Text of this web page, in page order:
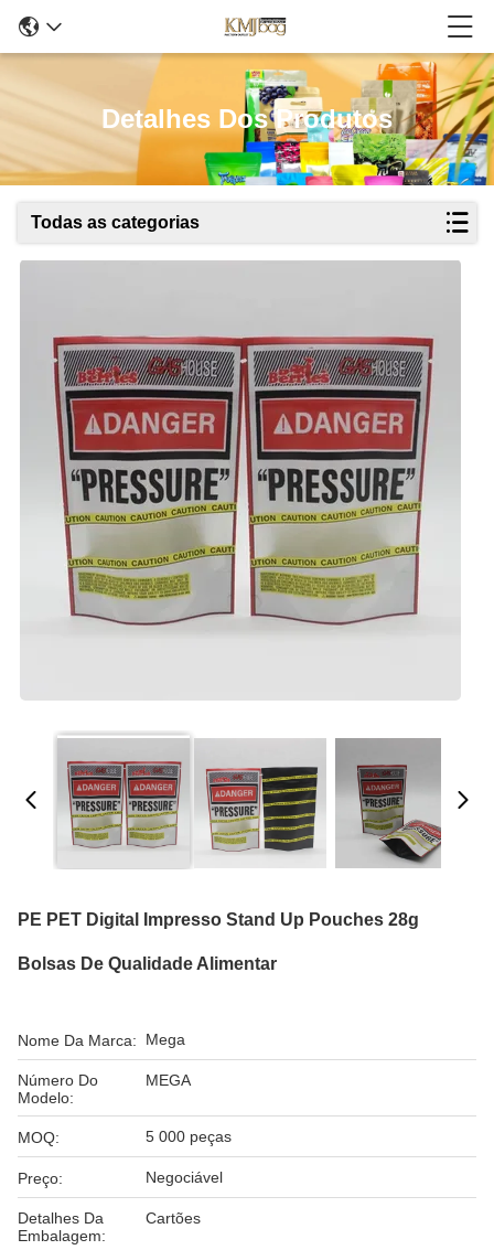
Detalhes Dos Produtos
Todas as categorias
PE PET Digital Impresso Stand Up Pouches 28g
Bolsas De Qualidade Alimentar
Nome Da Marca: Mega
Número Do
Modelo:
MEGA
MOQ: 5 000 peças
Preço: Negociável
Detalhes Da
Embalagem:
Cartões